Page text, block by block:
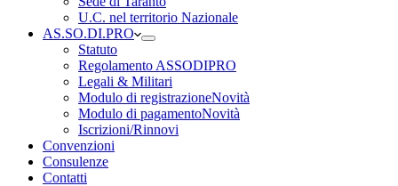
U.C. nel territorio Nazionale
AS.SO.DI.PRO
Statuto
Regolamento ASSODIPRO
Legali & Militari
Modulo di registrazioneNovità
Modulo di pagamentoNovità
Iscrizioni/Rinnovi
Convenzioni
Consulenze
Contatti